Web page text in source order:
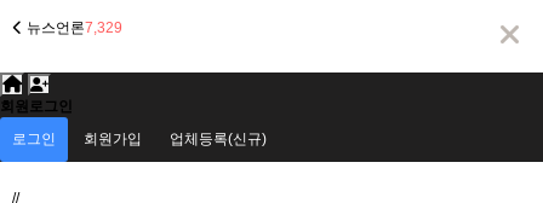
뉴스언론7,329
회원로그인
로그인
회원가입 업체등록(신규)
//